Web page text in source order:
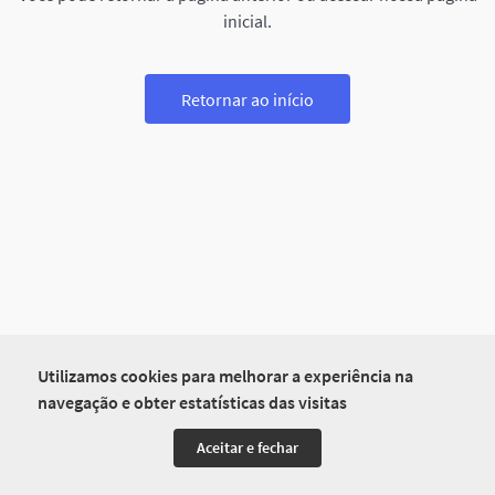
Utilizamos cookies para melhorar a experiência na
navegação e obter estatísticas das visitas
Aceitar e fechar
inicial.
Retornar ao início